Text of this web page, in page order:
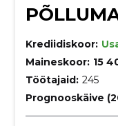
Krediidiskoor:
Maineskoor: 15
Töötajaid: 245
Prognooskäive